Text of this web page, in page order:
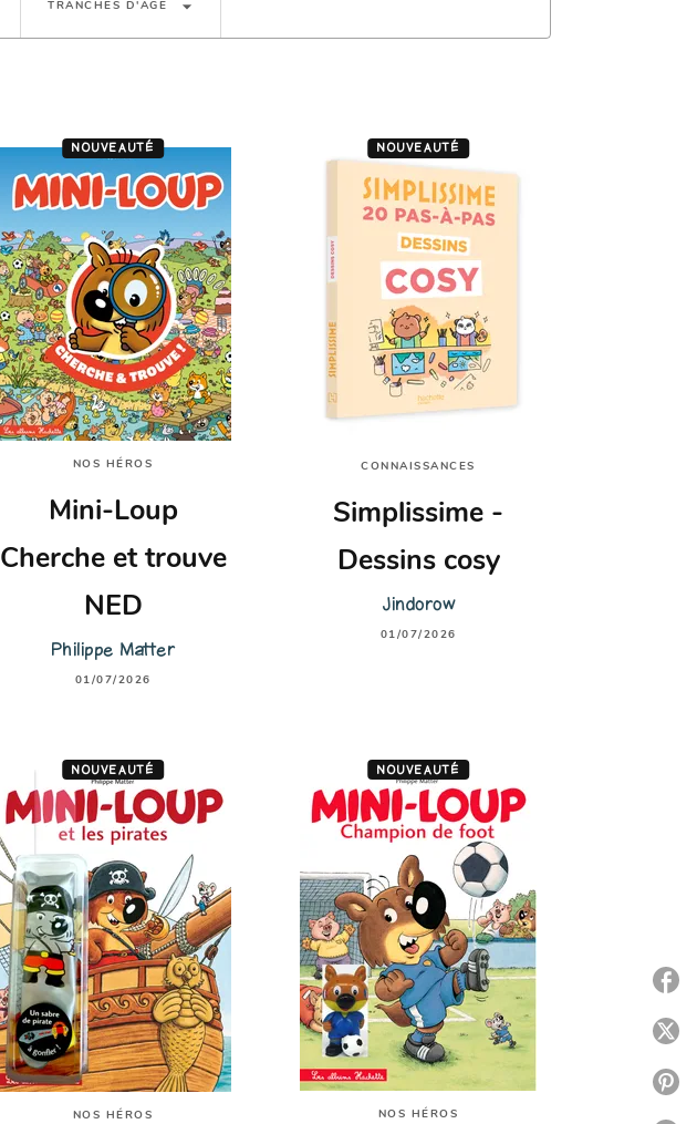
TRANCHES D'ÂGE arrow_drop_down
NOUVEAUTÉ
NOS HÉROS
Mini-Loup
Cherche et trouve
NED
Philippe Matter
01/07/2026
NOUVEAUTÉ
CONNAISSANCES
Simplissime -
Dessins cosy
Jindorow
01/07/2026
NOUVEAUTÉ
NOS HÉROS
NOUVEAUTÉ
NOS HÉROS